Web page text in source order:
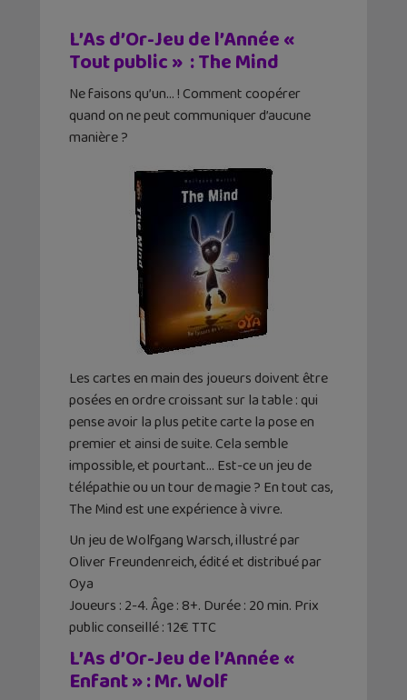
L’As d’Or-Jeu de l’Année «
Tout public » : The Mind
Ne faisons qu’un… ! Comment coopérer
quand on ne peut communiquer d’aucune
manière ?
Les cartes en main des joueurs doivent être
posées en ordre croissant sur la table : qui
pense avoir la plus petite carte la pose en
premier et ainsi de suite. Cela semble
impossible, et pourtant… Est-ce un jeu de
télépathie ou un tour de magie ? En tout cas,
The Mind est une expérience à vivre.
Un jeu de Wolfgang Warsch, illustré par
Oliver Freundenreich, édité et distribué par
Oya
Joueurs : 2-4. Âge : 8+. Durée : 20 min. Prix
public conseillé : 12€ TTC
L’As d’Or-Jeu de l’Année «
Enfant » : Mr. Wolf